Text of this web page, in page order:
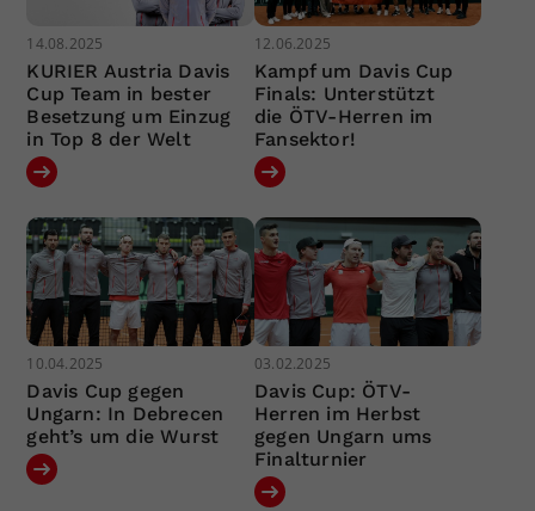
14.08.2025
KURIER Austria Davis
Cup Team in bester
Besetzung um Einzug
in Top 8 der Welt
12.06.2025
Kampf um Davis Cup
Finals: Unterstützt
die ÖTV-Herren im
Fansektor!
10.04.2025
Davis Cup gegen
Ungarn: In Debrecen
geht’s um die Wurst
03.02.2025
Davis Cup: ÖTV-
Herren im Herbst
gegen Ungarn ums
Finalturnier